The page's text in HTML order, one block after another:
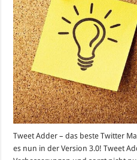
Tweet Adder – das beste Twitter
es nun in der Version 3.0! Tweet